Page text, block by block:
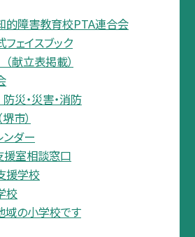
的障害教育校PTA連合会
ェイスブック
献立表掲載）
災・災害・消防
市）
ダー
援室相談窓口
援学校
校
の小学校です